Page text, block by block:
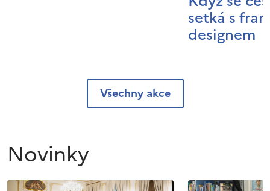
setká s
designem
Všechny akce
Novinky